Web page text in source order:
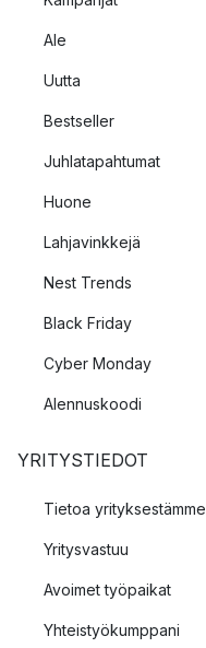
Ale
Uutta
Bestseller
Juhlatapahtumat
Huone
Lahjavinkkejä
Nest Trends
Black Friday
Cyber Monday
Alennuskoodi
YRITYSTIEDOT
Tietoa yrityksestämme
Yritysvastuu
Avoimet työpaikat
Yhteistyökumppani